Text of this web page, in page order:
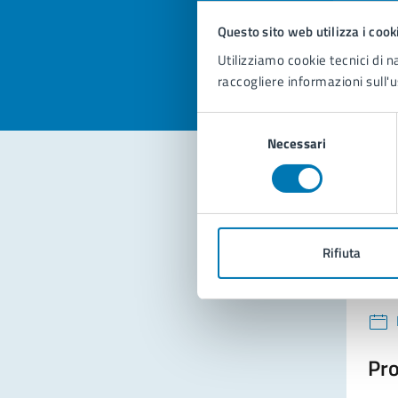
Questo sito web utilizza i
Utilizziamo cookie tecnici di
raccogliere informazioni
Necessari
Rifiuta